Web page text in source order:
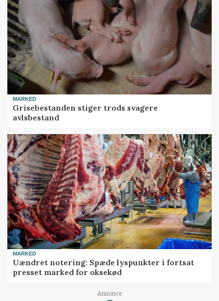
MARKED
Grisebestanden stiger trods svagere
avlsbestand
MARKED
Uændret notering: Spæde lyspunkter i fortsat
presset marked for oksekød
Annonce